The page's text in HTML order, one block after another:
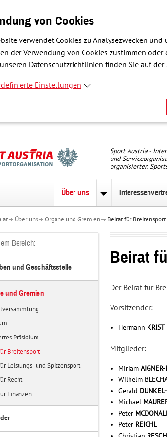
von Cookies
verwendet Cookies zu Analysezwecken
der Verwendung von Cookies zustimmen
Datenschutzrichtlinien finden Sie auf der
Einstellungen
Sport Austria -
und
organisierten
Über uns
Über
Über uns Organe und Gremien Beirat für Breitensport
Bereich:
und Geschäftsstelle
und Gremien
Präsidium
Breitensport
Leistungs- und Spitzensport
Recht
Finanzen
Beirat
Der Beirat für
Vorsitzender:
Hermann KRIST
Mitglieder:
Miriam AIGNER-
Wilhelm
Gerald
Michael
Peter
Peter REICHL